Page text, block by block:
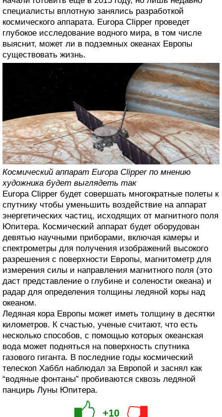
специалисты вплотную занялись разработкой
космического аппарата. Europa Clipper проведет
глубокое исследование водного мира, в том числе
выяснит, может ли в подземных океанах Европы
существовать жизнь.
Космический аппарат Europa Clipper по мнению
художника будет выглядеть так
Europa Clipper будет совершать многократные полеты к
спутнику чтобы уменьшить воздействие на аппарат
энергетических частиц, исходящих от магнитного поля
Юпитера. Космический аппарат будет оборудован
девятью научными приборами, включая камеры и
спектрометры для получения изображений высокого
разрешения с поверхности Европы, магнитометр для
измерения силы и направления магнитного поля (это
даст представление о глубине и солености океана) и
радар для определения толщины ледяной коры над
океаном.
Ледяная кора Европы может иметь толщину в десятки
километров. К счастью, ученые считают, что есть
несколько способов, с помощью которых океанская
вода может подняться на поверхность спутника
газового гиганта. В последние годы космический
телескоп Хаббл наблюдал за Европой и заснял как
“водяные фонтаны” пробиваются сквозь ледяной
панцирь Луны Юпитера.
+10